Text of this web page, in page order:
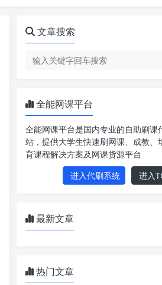
文章搜索
全能网课平台
全能网课平台是国内专业的自助刷课
站，提供大学生快速刷网课、成教、
育课程解决方案及网课货源平台
进入代刷系统
进入
最新文章
热门文章